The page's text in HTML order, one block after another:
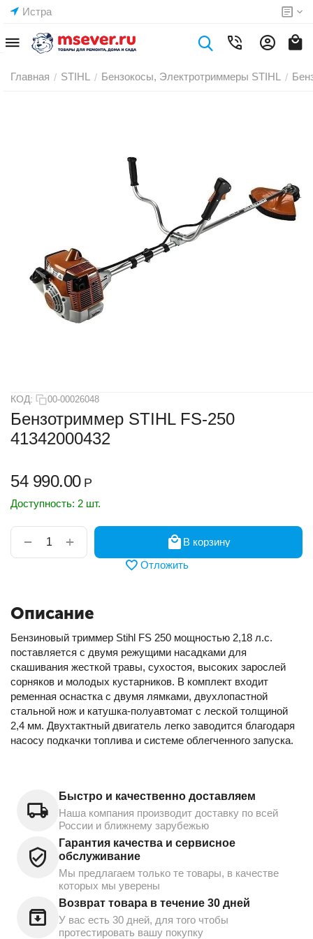
Истра
Главная / STIHL / Бензокосы, Электротриммеры STIHL /
КОД: 00-00026048
Бензотриммер STIHL FS-250
41342000432
54 990.00 Р
Доступность: 2 шт.
+
−
В корзину
Отложить
Описание
Бензиновый триммер Stihl FS 250 мощностью 2,18 л.с.
поставляется с двумя режущими насадками для
скашивания жесткой травы, сухостоя, высоких зарослей
сорняков и молодых кустарников. В комплект входит
ременная оснастка с двумя лямками, двухлопастной
стальной нож и катушка-полуавтомат с леской толщиной
2,4 мм. Двухтактный двигатель легко заводится благодаря
насосу подкачки топлива и системе облегченного запуска.
Быстро и качественно доставляем
Наша компания производит доставку по всей
России и ближнему зарубежью
Гарантия качества и сервисное
обслуживание
Мы предлагаем только те товары, в качестве
которых мы уверены
Возврат товара в течение 30 дней
У вас есть 30 дней, для того чтобы
протестировать вашу покупку